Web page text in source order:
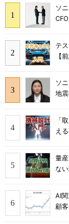
ソ
テ
【
ソ
地
「
え
量
な
AI
顧